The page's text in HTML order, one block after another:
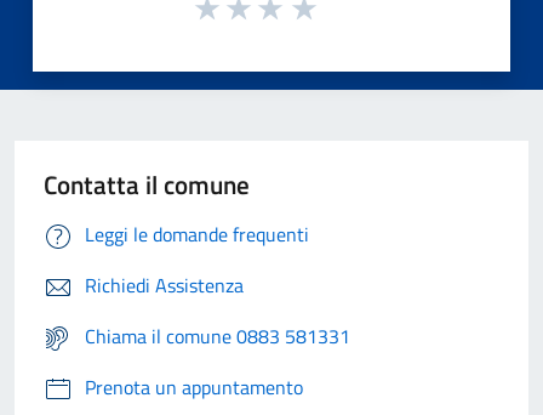
Contatta il comune
Leggi le domande frequenti
Richiedi Assistenza
Chiama il comune 0883 581331
Prenota un appuntamento